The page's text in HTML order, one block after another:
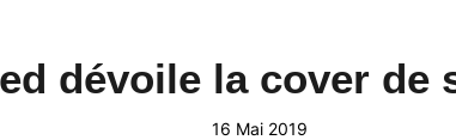
dévoile la cover de
16 Mai 2019